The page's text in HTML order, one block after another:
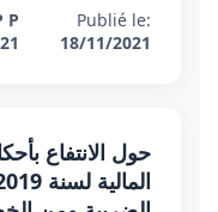
Publié le:
18/11/2021
P